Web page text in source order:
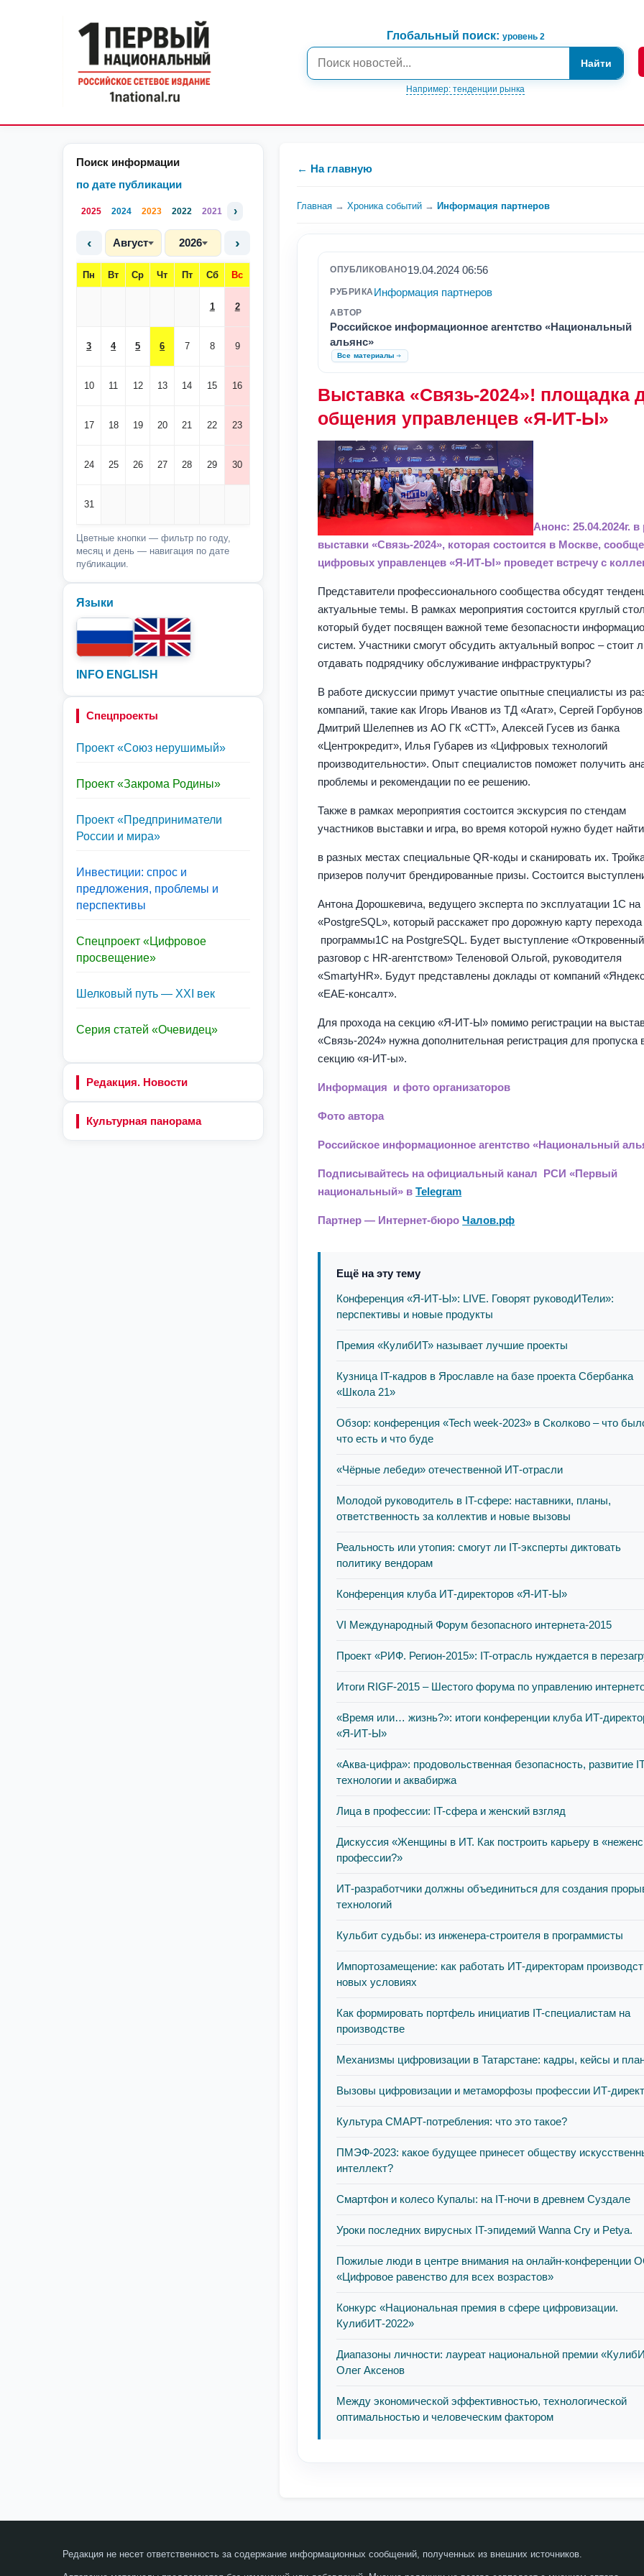
Глобальный поиск: уровень 2
Найти
Например: тенденции рынка
Поиск информации
по дате публикации
2025 2024 2023 2022 2021 ›
‹ Август 2026 ›
Пн Вт Ср Чт Пт Сб Вс
1 2
3 4 5 6 7 8 9
10 11 12 13 14 15 16
17 18 19 20 21 22 23
24 25 26 27 28 29 30
31
Цветные кнопки — фильтр по году,
месяц и день — навигация по дате
публикации.
Языки
INFO ENGLISH
Спецпроекты
Проект «Союз нерушимый»
Проект «Закрома Родины»
Проект «Предприниматели
России и мира»
Инвестиции: спрос и
предложения, проблемы и
перспективы
Спецпроект «Цифровое
просвещение»
Шелковый путь — XXI век
Серия статей «Очевидец»
Редакция. Новости
Культурная панорама
← На главную
Главная → Хроника событий → Информация партнеров
ОПУБЛИКОВАНО19.04.2024 06:56
РУБРИКАИнформация партнеров
АВТОР
Российское информационное агентство «Национальный
альянс»
Все материалы
Выставка «Связь-2024»! площадка
общения управленцев «Я-ИТ-Ы»
Анонс: 25.04.2024г. в
выставки «Связь-2024», которая состоится в Москве,
цифровых управленцев «Я-ИТ-Ы» проведет встречу с
Представители профессионального сообщества обсудят
актуальные темы. В рамках мероприятия состоится круглый
который будет посвящен важной теме безопасности
систем. Участники смогут обсудить актуальный вопрос – стоит
отдавать подрядчику обслуживание инфраструктуры?
В работе дискуссии примут участие опытные специалисты из
компаний, такие как Игорь Иванов из ТД «Агат», Сергей
Дмитрий Шелепнев из АО ГК «СТТ», Алексей Гусев из банка
«Центрокредит», Илья Губарев из «Цифровых технологий
производительности». Опыт специалистов поможет получить
проблемы и рекомендации по ее решению.
Также в рамках мероприятия состоится экскурсия по стендам
участников выставки и игра, во время которой нужно будет
в разных местах специальные QR-коды и сканировать их.
призеров получит брендированные призы. Состоится
Антона Дорошкевича, ведущего эксперта по эксплуатации 1С на
«PostgreSQL», который расскажет про дорожную карту перехода
программы1С на PostgreSQL. Будет выступление «Откровенный
разговор с HR-агентством» Теленовой Ольгой, руководителя
«SmartyHR». Будут представлены доклады от компаний
«ЕАЕ-консалт».
Для прохода на секцию «Я-ИТ-Ы» помимо регистрации на
«Связь-2024» нужна дополнительная регистрация для пропуска
секцию «я-ИТ-ы».
Информация и фото организаторов
Фото автора
Российское информационное агентство «Национальный
Подписывайтесь на официальный канал РСИ «Первый
национальный» вTelegram
Партнер — Интернет-бюроЧалов.рф
Ещё на эту тему
Конференция «Я-ИТ-Ы»: LIVE. Говорят руководИТели»:
перспективы и новые продукты
Премия «КулибИТ» называет лучшие проекты
Кузница IT-кадров в Ярославле на базе проекта Сбербанка
«Школа 21»
Обзор: конференция «Tech week-2023» в Сколково – что
что есть и что буде
«Чёрные лебеди» отечественной ИТ-отрасли
Молодой руководитель в IT-сфере: наставники, планы,
ответственность за коллектив и новые вызовы
Реальность или утопия: смогут ли IT-эксперты диктовать
политику вендорам
Конференция клуба ИТ-директоров «Я-ИТ-Ы»
VI Международный Форум безопасного интернета-2015
Проект «РИФ. Регион-2015»: IT-отрасль нуждается в
Итоги RIGF-2015 – Шестого форума по управлению
«Время или… жизнь?»: итоги конференции клуба ИТ-
«Я-ИТ-Ы»
«Аква-цифра»: продовольственная безопасность, развитие
технологии и аквабиржа
Лица в профессии: IT-сфера и женский взгляд
Дискуссия «Женщины в ИТ. Как построить карьеру в
профессии?»
ИТ-разработчики должны объединиться для создания
технологий
Кульбит судьбы: из инженера-строителя в программисты
Импортозамещение: как работать ИТ-директорам
новых условиях
Как формировать портфель инициатив IT-специалистам на
производстве
Механизмы цифровизации в Татарстане: кадры, кейсы и
Вызовы цифровизации и метаморфозы профессии ИТ-
Культура СМАРТ-потребления: что это такое?
ПМЭФ-2023: какое будущее принесет обществу
интеллект?
Смартфон и колесо Купалы: на IT-ночи в древнем Суздале
Уроки последних вирусных IT-эпидемий Wanna Cry и Petya.
Пожилые люди в центре внимания на онлайн-конференции
«Цифровое равенство для всех возрастов»
Конкурс «Национальная премия в сфере цифровизации.
КулибИТ-2022»
Диапазоны личности: лауреат национальной премии
Олег Аксенов
Между экономической эффективностью, технологической
оптимальностью и человеческим фактором
Редакция не несет ответственность за содержание информационных сообщений, полученных из внешних источников.